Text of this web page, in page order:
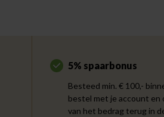
5% spaarbonus
Besteed min. € 100,-
bestel met je account en
van het bedrag terug in